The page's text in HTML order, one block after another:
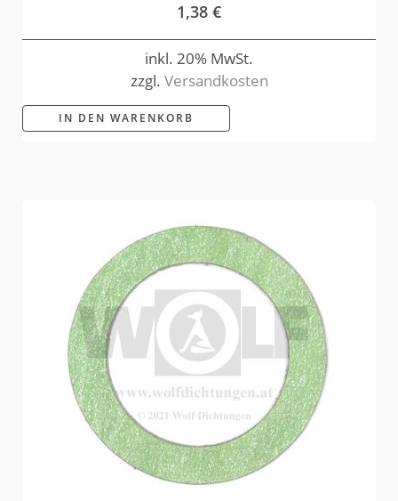
1,38 €
inkl. 20% MwSt.
zzgl. Versandkosten
IN DEN WARENKORB